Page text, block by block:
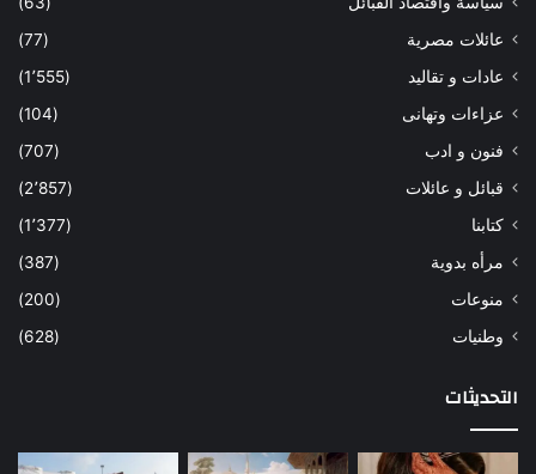
عائلات مصرية
(77)
عادات و تقاليد
(1٬555)
عزاءات وتهانى
(104)
فنون و ادب
(707)
قبائل و عائلات
(2٬857)
كتابنا
(1٬377)
مرأه بدوية
(387)
منوعات
(200)
وطنيات
(628)
التحديثات